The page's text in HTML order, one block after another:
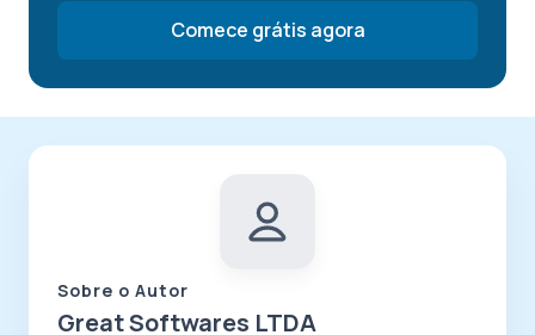
Comece grátis agora
Sobre o Autor
Great Softwares LTDA